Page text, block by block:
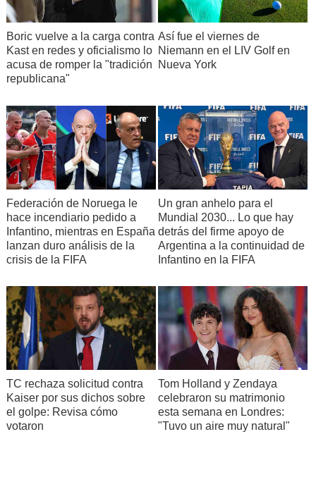
Boric vuelve a la carga contra
Kast en redes y oficialismo lo
acusa de romper la "tradición
republicana"
Así fue el viernes de
Niemann en el LIV Golf en
Nueva York
Federación de Noruega le
hace incendiario pedido a
Infantino, mientras en España
lanzan duro análisis de la
crisis de la FIFA
Un gran anhelo para el
Mundial 2030... Lo que hay
detrás del firme apoyo de
Argentina a la continuidad de
Infantino en la FIFA
TC rechaza solicitud contra
Kaiser por sus dichos sobre
el golpe: Revisa cómo
votaron
Tom Holland y Zendaya
celebraron su matrimonio
esta semana en Londres:
"Tuvo un aire muy natural"